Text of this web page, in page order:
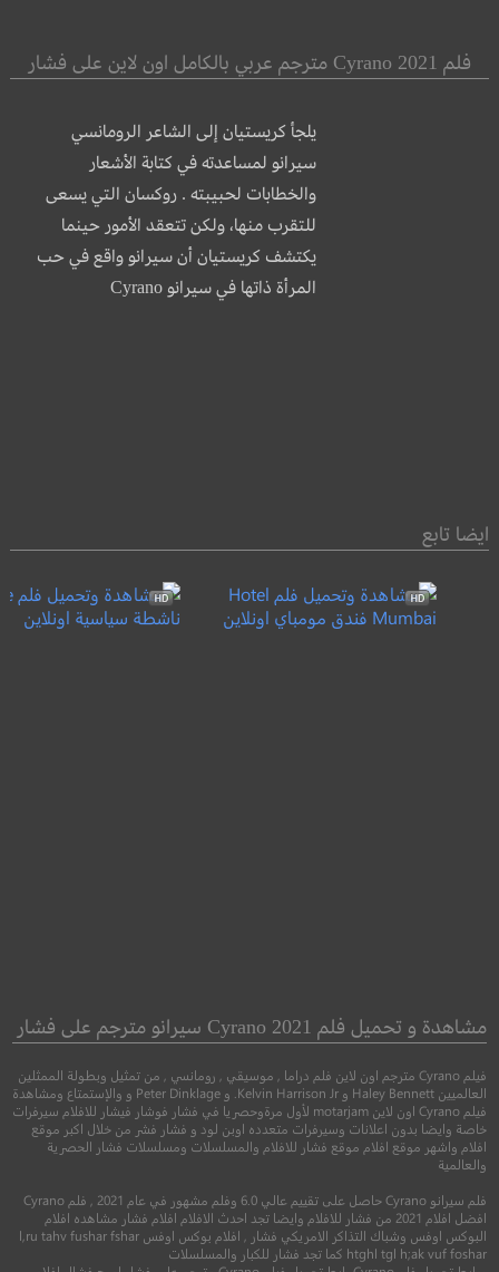
فلم Cyrano 2021 مترجم عربي بالكامل اون لاين على فشار
يلجأ كريستيان إلى الشاعر الرومانسي
سيرانو لمساعدته في كتابة الأشعار
والخطابات لحبيبته . روكسان التي يسعى
للتقرب منها، ولكن تتعقد الأمور حينما
يكتشف كريستيان أن سيرانو واقع في حب
المرأة ذاتها في سيرانو Cyrano
ايضا تابع
فندق مومباي
دراما●تاريخي●اثارة
ناشطة
سيرة●دراما ●
مشاهدة و تحميل فلم Cyrano 2021 سيرانو مترجم على فشار
فيلم Cyrano مترجم اون لاين فلم دراما , موسيقي , رومانسي , من تمثيل وبطولة الممثلين
العالميين Haley Bennett و Kelvin Harrison Jr. و Peter Dinklage و والإستمتاع ومشاهدة
فيلم Cyrano اون لاين motarjam لأول مرةوحصريا في فشار فوشار فيشار للافلام سيرفرات
خاصة وايضا بدون اعلانات وسيرفرات متعدده اوبن لود و فشار فشر من خلال اكبر موقع
افلام واشهر موقع افلام موقع فشار للافلام والمسلسلات ومسلسلات فشار الحصرية
والعالمية
فلم سيرانو Cyrano حاصل على تقييم عالي 6.0 وفلم مشهور في عام 2021 , فلم Cyrano
افضل افلام 2021 من فشار للافلام وايضا تجد احدث الافلام افلام فشار مشاهده افلام
البوكس اوفس وشباك التذاكر الامريكي فشار , افلام بوكس اوفس l,ru tahv fushar fshar
htghl tgl h;ak vuf foshar كما تجد فشار للكبار والمسلسلات